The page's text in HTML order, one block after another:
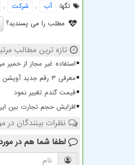
تگها:
آب , شركت ,
مطلب را می پسندید؟
تازه ترین مطالب
استفاده غیر مجاز از
معرفی ۳ رقم جدید آویشن
قیمت گندم تغییر نمود
افزایش حجم تجارت بین ایران و
نظرات بینندگان در
لطفا شما هم در